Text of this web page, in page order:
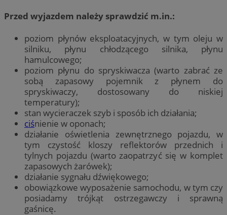
Przed wyjazdem należy sprawdzić m.in.:
poziom płynów eksploatacyjnych, w tym oleju w
silniku, płynu chłodzącego silnika, płynu
hamulcowego;
poziom płynu do spryskiwacza (warto zabrać ze
sobą zapasowy pojemnik z płynem do
spryskiwaczy, dostosowany do niskiej
temperatury);
stan wycieraczek szyb i sposób ich działania;
ciśnienie w oponach;
działanie oświetlenia zewnętrznego pojazdu, w
tym czystość kloszy reflektorów przednich i
tylnych pojazdu (warto zaopatrzyć się w komplet
zapasowych żarówek);
działanie sygnału dźwiękowego;
obowiązkowe wyposażenie samochodu, w tym czy
posiadamy trójkąt ostrzegawczy i sprawną
gaśnicę.